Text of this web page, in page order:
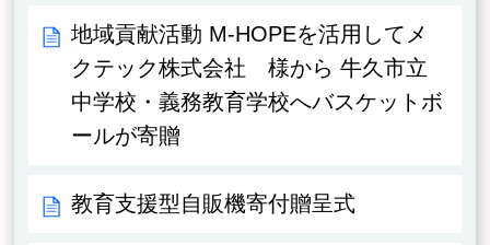
地域貢献活動 M-HOPEを活用してメ
クテック株式会社 様から 牛久市立
中学校・義務教育学校へバスケットボ
ールが寄贈
教育支援型自販機寄付贈呈式